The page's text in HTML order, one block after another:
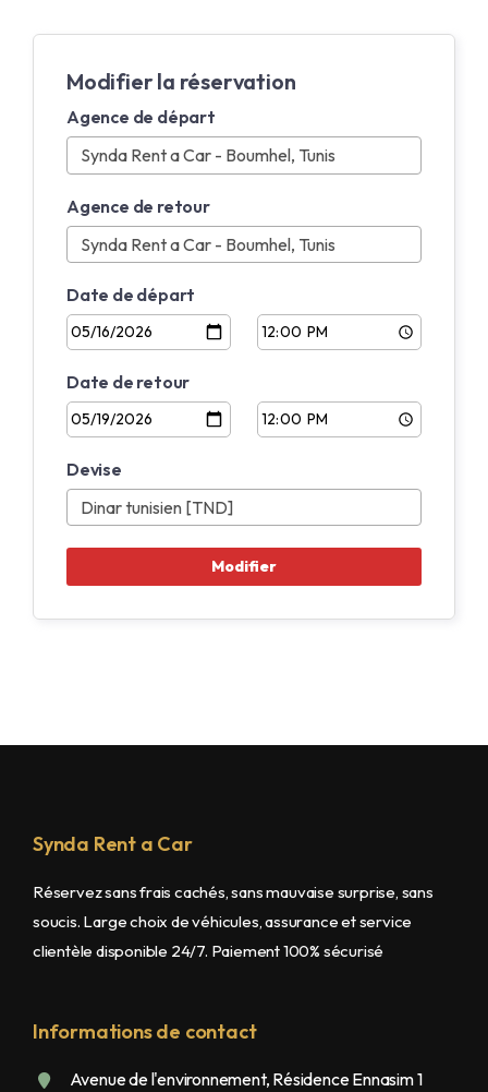
Modifier la réservation
Agence de départ
Agence de retour
Date de départ
Date de retour
Devise
Synda Rent a Car
Réservez sans frais cachés, sans mauvaise surprise, sans
soucis. Large choix de véhicules, assurance et service
clientèle disponible 24/7. Paiement 100% sécurisé
Informations de contact
Avenue de l'environnement, Résidence Ennasim 1